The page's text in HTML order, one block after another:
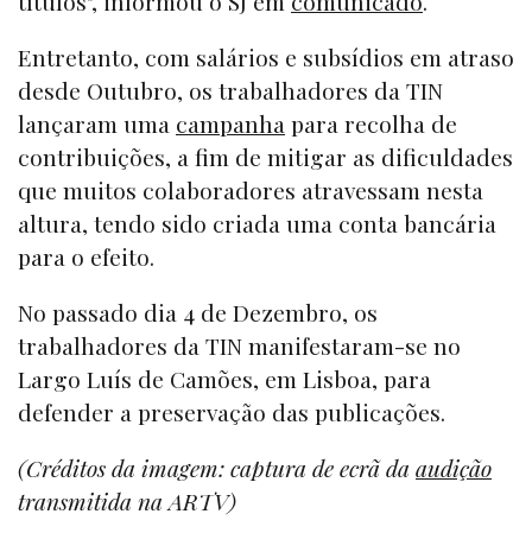
Entretanto, com salários e subsídios em atraso
desde Outubro, os trabalhadores da TIN
lançaram uma campanha para recolha de
contribuições, a fim de mitigar as dificuldades
que muitos colaboradores atravessam nesta
altura, tendo sido criada uma conta bancária
para o efeito.
No passado dia 4 de Dezembro, os
trabalhadores da TIN manifestaram-se no
Largo Luís de Camões, em Lisboa, para
defender a preservação das publicações.
(Créditos da imagem: captura de ecrã da audição
transmitida na ARTV)